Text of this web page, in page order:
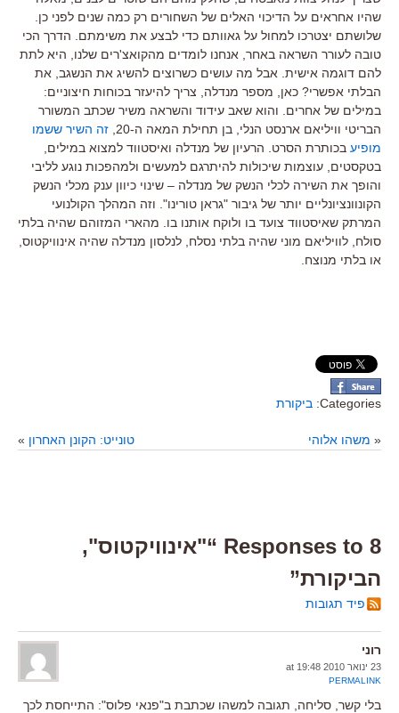
שהיו אחראים על הדיכוי האלים של השחורים רק כמה שנים לפני כן.
שלושתם יצטרכו למחול על גאוותם כדי לבצע את משימתם. הדרך הכי
טובה לעורר השראה באחר, אנחנו לומדים מהקואצ'רים שלנו, היא לתת
להם דוגמה אישית. אבל מה עושים כשרוצים להשיג את הנשגב, את
הבלתי אפשרי? כאן, מספר מנדלה, צריך להיעזר בכוחות חיצוניים:
במילים של אחרים. והוא שאב עידוד והשראה משיר שכתב המשורר
הבריטי וויליאם ארנסט הנלי, בן תחילת המאה ה-20,
זה השיר ששמו
מופיע בכותרת הסרט. הרעיון של מנדלה ואיסטווד למצוא במילים,
בטקסטים, עוצמות שיכולות להיתרגם למעשים ולמהפכות נוגע לליבי
והופך את השירה לכלי הנשק של מנדלה – שינוי כיוון ענק מכלי הנשק
הקונוונציונליים יותר של גיבור "גראן טורינו". וזה המהלך הקולנועי
המרתק שאיסטווד צועד בו ולוקח אותנו בו. מהארי המזוהם שהיה בלתי
סולח, לוויליאם מוני שהיה בלתי נסלח, לנלסון מנדלה שהיה אינוויקטוס,
או בלתי מנוצח.
Categories: ביקורת
« משהו אלוהי טונייט: הקונן האחרון »
8 Responses to “"אינוויקטוס",
הביקורת”
פיד תגובות
רוני
23 ינואר 2010 at 19:48
PERMALINK
בלי קשר, סליחה, תגובה למשהו שכתבת ב"פנאי פלוס": התייחסת לכך